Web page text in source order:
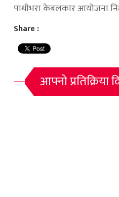
पाथीभरा केबलकार आयोजना
Share :
आफ्नो प्रतिक्रिया